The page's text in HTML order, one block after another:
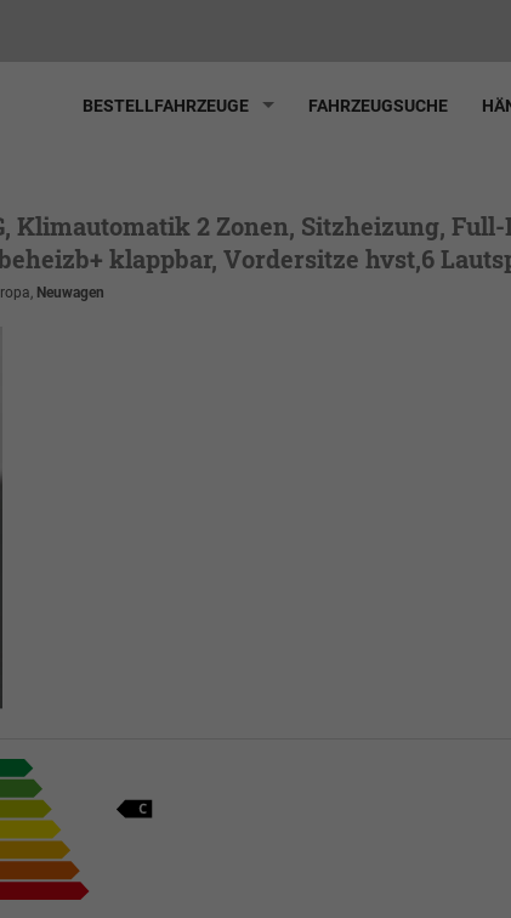
BESTELLFAHRZEUGE FAHRZEUGSUCHE
Klimautomatik 2 Zonen, Sitzheizung,
klappbar, Vordersitze hvst,6
Neuwagen